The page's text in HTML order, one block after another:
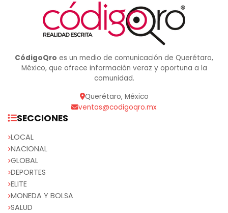
CódigoQro es un medio de comunicación de Querétaro,
México, que ofrece información veraz y oportuna a la
comunidad.
Querétaro, México
ventas@codigoqro.mx
SECCIONES
LOCAL
NACIONAL
GLOBAL
DEPORTES
ELITE
MONEDA Y BOLSA
SALUD